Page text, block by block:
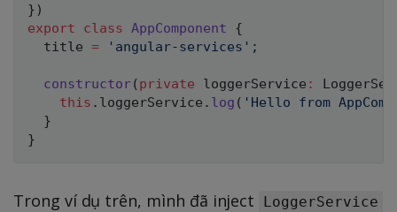
} )
export
class AppComponent
{
  title
= 'angular-services' ;
constructor( private loggerService :
this . loggerService . log ( 'Hello from
}
}
Trong ví dụ trên, mình đã inject LoggerService